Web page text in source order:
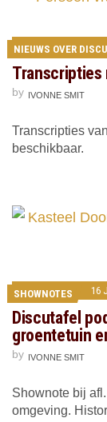
NIEUWS OVER
Transcripties
by IVONNE SMIT
Transcripties
beschikbaar.
SHOWNOTES 16
Discutafel
groentetuin
by IVONNE SMIT
Shownote bij
omgeving.